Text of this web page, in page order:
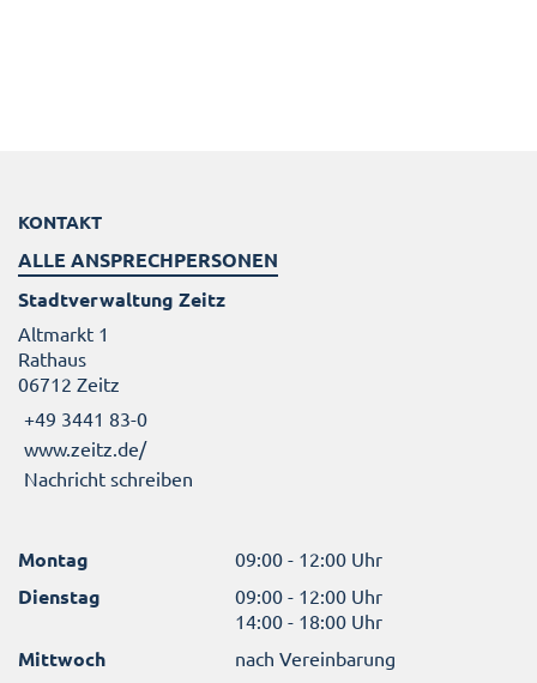
KONTAKT
ALLE ANSPRECHPERSONEN
Stadtverwaltung Zeitz
Altmarkt 1
Rathaus
06712 Zeitz
+49 3441 83-0
www.zeitz.de/
Nachricht schreiben
Montag 09:00 - 12:00 Uhr
Dienstag
09:00 - 12:00 Uhr
14:00 - 18:00 Uhr
Mittwoch nach Vereinbarung